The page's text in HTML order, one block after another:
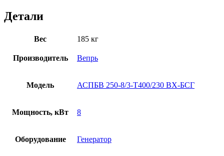
Детали
Вес 185 кг
Производитель Вепрь
Модель АСПБВ 250-8/3-Т400/230 ВХ-БСГ
Мощность, кВт 8
Оборудование Генератор